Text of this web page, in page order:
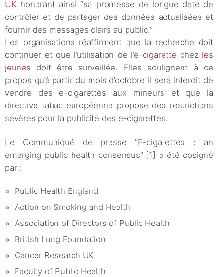
UK honorant ainsi “sa promesse de longue date de
contrôler et de partager des données actualisées et
fournir des messages clairs au public.”
Les organisations réaffirment que la recherche doit
continuer et que l’utilisation de l’e-cigarette chez les
jeunes doit être surveillée. Elles soulignent à ce
propos qu’à partir du mois d’octobre il sera interdit de
vendre des e-cigarettes aux mineurs et que la
directive tabac européenne propose des restrictions
sévères pour la publicité des e-cigarettes.
Le Communiqué de presse “E-cigarettes : an
emerging public health consensus” [1] a été cosigné
par :
Public Health England
Action on Smoking and Health
Association of Directors of Public Health
British Lung Foundation
Cancer Research UK
Faculty of Public Health